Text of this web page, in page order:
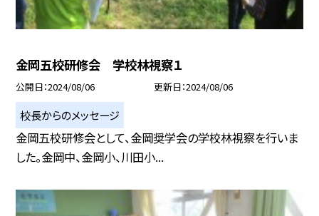
金岡五校研修会 学校林視察１
公開日 2024/08/06 更新日 2024/08/06
校長からのメッセージ
金岡五校研修会として、金岡奨学会の学校林視察を行いま
した。金岡中、金岡小、川田小...